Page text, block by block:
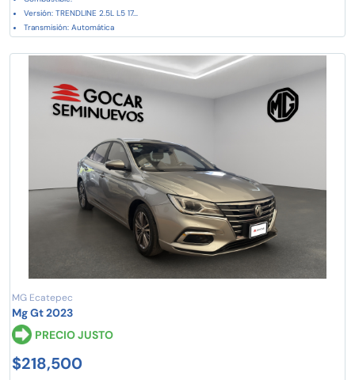
Versión: TRENDLINE 2.5L L5 17...
Transmisión: Automática
MG Ecatepec
Mg Gt 2023
PRECIO JUSTO
$218,500